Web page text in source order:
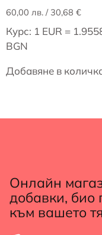
60,00 лв. / 30,68 €
Курс: 1 EUR =
BGN
Добавяне в
Онлайн
добавки, био
към вашето